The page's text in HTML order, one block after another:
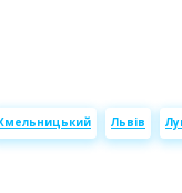
Львів